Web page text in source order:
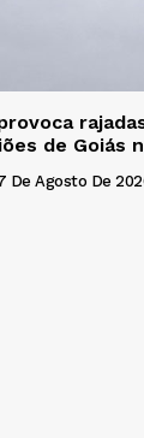
de Goiás
De Agosto De